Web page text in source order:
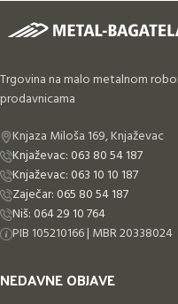
Trgovina na malo metalnom
prodavnicama
Knjaza Miloša 169, Knjaževac
Knjaževac: 063 80 54 187
Knjaževac: 063 10 10 187
Zaječar: 065 80 54 187
Niš: 064 29 10 764
PIB 105210166 | MBR 20338024
NEDAVNE OBJAVE